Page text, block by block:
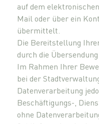
auf dem
Mail oder über ein
übermittelt.
Die Bereitstellung
durch die
Im Rahmen Ihrer
bei der
Datenverarbeitung
Beschäftigungs-,
ohne